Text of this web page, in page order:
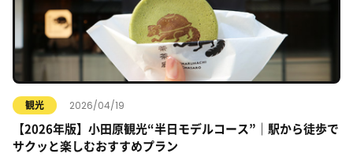
観光 2026/04/19
【2026年版】小田原観光“半日モデルコース”｜駅から徒歩で
サクッと楽しむおすすめプラン